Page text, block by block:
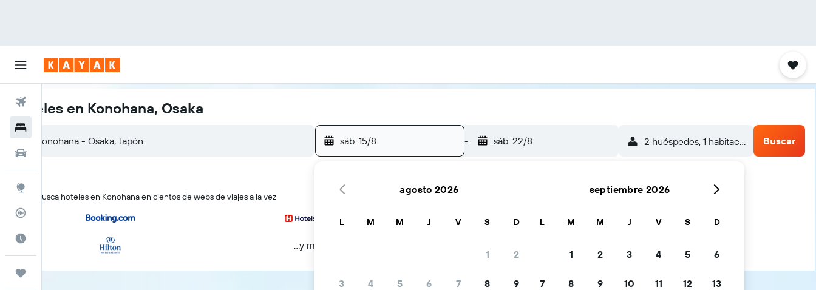
Vuelos
Trips
Hoteles en Konohana, Osaka
sáb. 15/8 - sáb. 22/8 2 huéspedes, 1 habitación Buscar
KAYAK busca hoteles en Konohana en cientos de webs de viajes a la vez
...y más
agosto 2026
L M M J V S D
1 2
3 4 5 6 7 8 9
septiembre 2026
L M M J V S D
1 2 3 4 5 6
7 8 9 10 11 12 13